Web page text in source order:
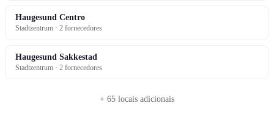
Haugesund Centro
Stadtzentrum · 2 fornecedores
Haugesund Sakkestad
Stadtzentrum · 2 fornecedores
+ 65 locais adicionais